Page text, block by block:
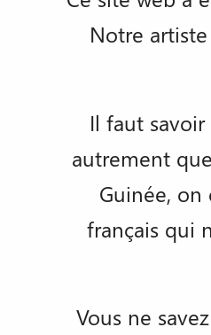
Notre
Il faut
autrement
Guinée, on
français qui
Vous ne